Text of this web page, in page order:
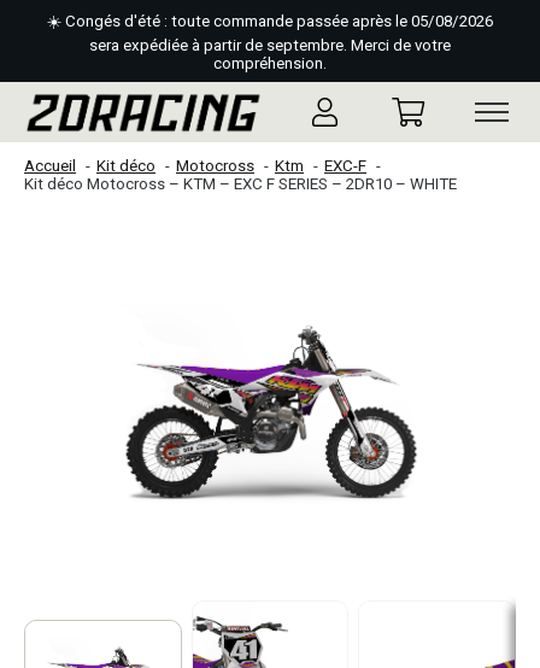
☀️ Congés d'été : toute commande passée après le 05/08/2026
sera expédiée à partir de septembre. Merci de votre
compréhension.
Accueil Kit déco Motocross Ktm
EXC-F
Kit déco Motocross – KTM – EXC F SERIES – 2DR10 – WHITE